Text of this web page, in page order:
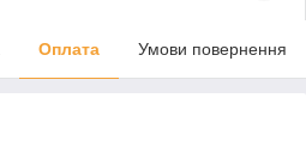
Оплата Умови повернення